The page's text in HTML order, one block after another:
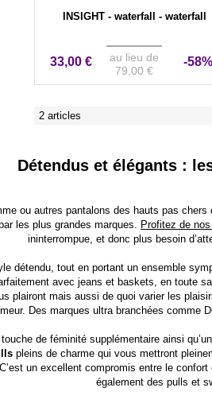
INSIGHT - waterfall - waterfall
33,00 €
au lieu de
79,00 €
-58%
2 articles
Détendus et élégants :
ou autres pantalons des hauts pas
les plus grandes marques. Profitez de
ininterrompue, et donc plus besoin
détendu, tout en portant un ensemble
avec jeans et baskets, en toute
plairont mais aussi de quoi varier les
Des marques ultra branchées comme
de féminité supplémentaire ainsi
pleins de charme qui vous mettront
un excellent compromis entre le
également des pulls et